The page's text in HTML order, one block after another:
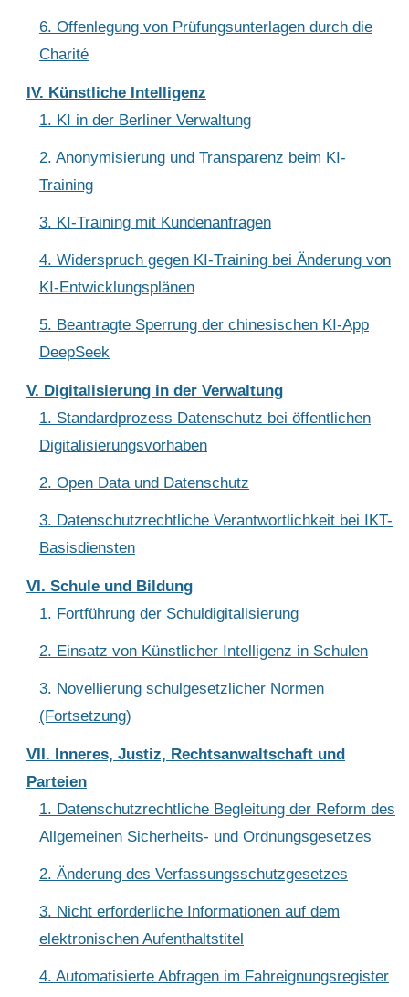
6. Offenlegung von Prüfungsunterlagen durch die
Charité
IV. Künstliche Intelligenz
1. KI in der Berliner Verwaltung
2. Anonymisierung und Transparenz beim KI-
Training
3. KI-Training mit Kundenanfragen
4. Widerspruch gegen KI-Training bei Änderung von
KI-Entwicklungsplänen
5. Beantragte Sperrung der chinesischen KI-App
DeepSeek
V. Digitalisierung in der Verwaltung
1. Standardprozess Datenschutz bei öffentlichen
Digitalisierungsvorhaben
2. Open Data und Datenschutz
3. Datenschutzrechtliche Verantwortlichkeit bei IKT-
Basisdiensten
VI. Schule und Bildung
1. Fortführung der Schuldigitalisierung
2. Einsatz von Künstlicher Intelligenz in Schulen
3. Novellierung schulgesetzlicher Normen
(Fortsetzung)
VII. Inneres, Justiz, Rechtsanwaltschaft und
Parteien
1. Datenschutzrechtliche Begleitung der Reform des
Allgemeinen Sicherheits- und Ordnungsgesetzes
2. Änderung des Verfassungsschutzgesetzes
3. Nicht erforderliche Informationen auf dem
elektronischen Aufenthaltstitel
4. Automatisierte Abfragen im Fahreignungsregister